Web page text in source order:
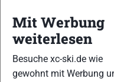
27
Mit Werbung
weiterlesen
Besuche xc-ski.de wie
gewohnt mit Werbung